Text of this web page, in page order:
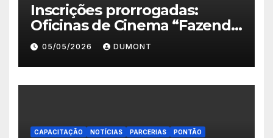
Inscrições prorrogadas:
Oficinas de Cinema “Fazendo
Meu Primeiro Filme” em
Nova Iguaçu seguem abertas
até 11 de maio
05/05/2026 DUMONT
CAPACITAÇÃO NOTÍCIAS PARCERIAS PONTÃO